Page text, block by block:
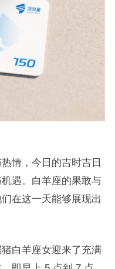
情，今日的吉时吉日
遇。白羊座的果敢与
在这一天能够展现出
白羊座女迎来了充满